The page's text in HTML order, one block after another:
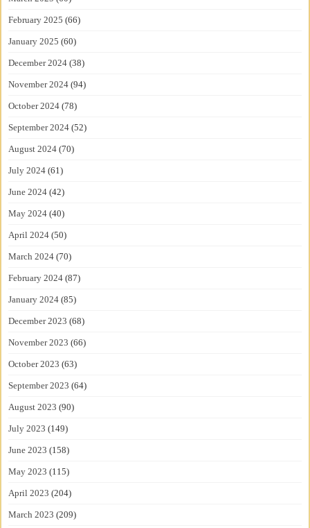
February 2025 (66)
January 2025 (60)
December 2024 (38)
November 2024 (94)
October 2024 (78)
September 2024 (52)
August 2024 (70)
July 2024 (61)
June 2024 (42)
May 2024 (40)
April 2024 (50)
March 2024 (70)
February 2024 (87)
January 2024 (85)
December 2023 (68)
November 2023 (66)
October 2023 (63)
September 2023 (64)
August 2023 (90)
July 2023 (149)
June 2023 (158)
May 2023 (115)
April 2023 (204)
March 2023 (209)